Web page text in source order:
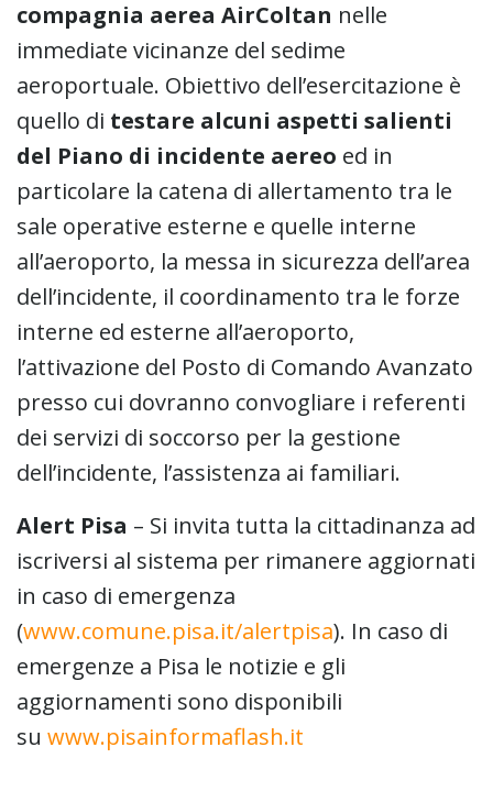
compagnia aerea AirColtan nelle
immediate vicinanze del sedime
aeroportuale. Obiettivo dell’esercitazione è
quello di testare alcuni aspetti salienti
del Piano di incidente aereo ed in
particolare la catena di allertamento tra le
sale operative esterne e quelle interne
all’aeroporto, la messa in sicurezza dell’area
dell’incidente, il coordinamento tra le forze
interne ed esterne all’aeroporto,
l’attivazione del Posto di Comando Avanzato
presso cui dovranno convogliare i referenti
dei servizi di soccorso per la gestione
dell’incidente, l’assistenza ai familiari.
Alert Pisa – Si invita tutta la cittadinanza ad
iscriversi al sistema per rimanere aggiornati
in caso di emergenza
(www.comune.pisa.it/alertpisa). In caso di
emergenze a Pisa le notizie e gli
aggiornamenti sono disponibili
su www.pisainformaflash.it